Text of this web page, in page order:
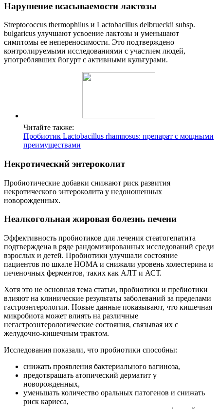
Нарушение всасываемости лактозы
Streptococcus thermophilus и Lactobacillus delbrueckii subsp.
bulgaricus улучшают усвоение лактозы и уменьшают
симптомы ее непереносимости. Это подтверждено
контролируемыми исследованиями с участием людей,
употреблявших йогурт с активными культурами.
Читайте также:
Пробиотик Lactobacillus rhamnosus: препарат с мощными
преимуществами
Некротический энтероколит
Пробиотические добавки снижают риск развития
некротического энтероколита у недоношенных
новорожденных.
Неалкогольная жировая болезнь печени
Эффективность пробиотиков для лечения стеатогепатита
подтверждена в ряде рандомизированных исследований среди
взрослых и детей. Пробиотики улучшали состояние
пациентов по шкале HOMA и снижали уровень холестерина и
печеночных ферментов, таких как АЛТ и АСТ.
Хотя это не основная тема статьи, пробиотики и пребиотики
влияют на клинические результаты заболеваний за пределами
гастроэнтерологии. Новые данные показывают, что кишечная
микробиота может влиять на различные
негастроэнтерологические состояния, связывая их с
желудочно-кишечным трактом.
Исследования показали, что пробиотики способны:
снижать проявления бактериального вагиноза,
предотвращать атопический дерматит у
новорожденных,
уменьшать количество оральных патогенов и снижать
риск кариеса,